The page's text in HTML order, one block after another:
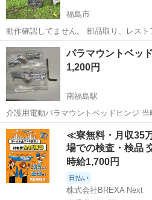
福島市
動作確認してません。 部品取り、レスト
思います。 ジャンクです。 現状販売で
福島 福島市 その他
パラマウントベッ
1,200円
南福島駅
介護用電動パラマウントベッドヒンジ 当
です。
福島 福島市 南福島駅 その他
≪寮無料・月収35
場での検査・検品
時給1,700円
日払い
株式会社BREXA Next